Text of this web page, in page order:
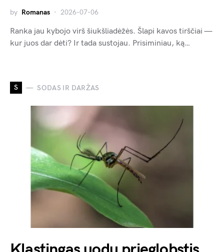
by Romanas 2026-07-06
Ranka jau kybojo virš šiukšliadėžės. Šlapi kavos tirščiai —
kur juos dar dėti? Ir tada sustojau. Prisiminiau, ką…
S SODAS IR DARŽAS